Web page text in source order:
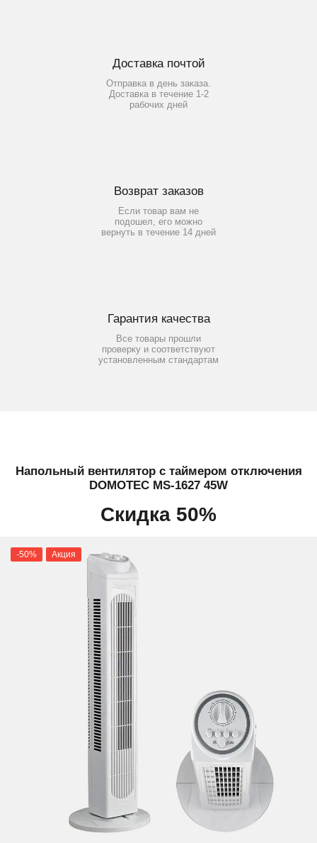
Доставка почтой
Отправка в день заказа.
Доставка в течение 1-2
рабочих дней
Возврат заказов
Если товар вам не
подошел, его можно
вернуть в течение 14 дней
Гарантия качества
Все товары прошли
проверку и соответствуют
установленным стандартам
Напольный вентилятор с таймером отключения
DOMOTEC MS-1627 45W
Скидка 50%
-50% Акция